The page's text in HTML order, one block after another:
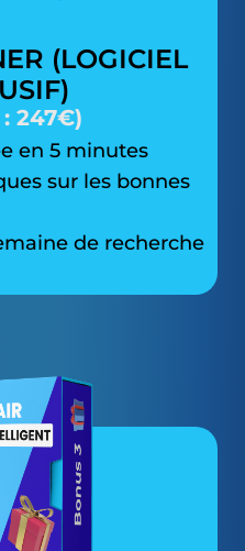
(LOGICIEL
247€)
en 5 minutes
sur les bonnes
de recherche